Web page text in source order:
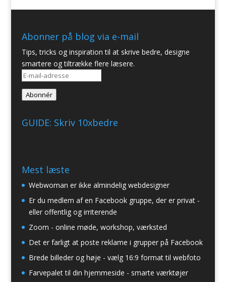
Abonner på blog via e-mail
Tips, tricks og inspiration til at skrive bedre, designe
smartere og tiltrække flere læsere.
E-
adresse
Abonnér
GUIDE: Skriv 10xbedre
Mest læste
Webwoman er ikke almindelig webdesigner
Er du medlem af en Facebook gruppe, der er privat -
eller offentlig og irriterende
Zoom - online møde, workshop, værksted
Det er farligt at poste reklame i grupper på Facebook
Brede billeder og høje - vælg 16:9 format til webfoto
Farvepalet til din hjemmeside - smarte værktøjer